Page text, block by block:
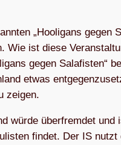
„Hoo­li­gans
Wie ist diese
gegen Sala­fis­ten“
etwas
zeigen.
würde über­frem­det
fin­det. Der IS